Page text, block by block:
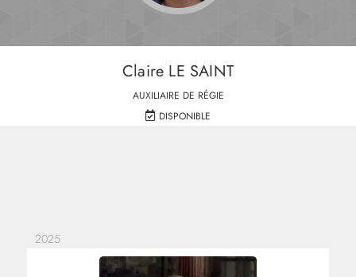
Claire LE SAINT
AUXILIAIRE DE RÉGIE
DISPONIBLE
2025